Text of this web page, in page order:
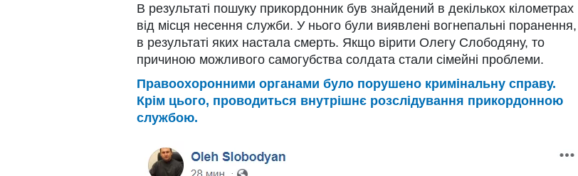
В результаті пошуку прикордонник був знайдений в декількох кілометрах
від місця несення служби. У нього були виявлені вогнепальні поранення,
в результаті яких настала смерть. Якщо вірити Олегу Слободяну, то
причиною можливого самогубства солдата стали сімейні проблеми.
Правоохоронними органами було порушено кримінальну справу.
Крім цього, проводиться внутрішнє розслідування прикордонною
службою.